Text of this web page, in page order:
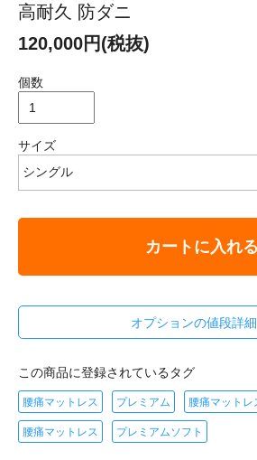
高耐久 防ダニ
120,000円(税抜)
個数
サイズ
カートに入れる
オプションの値段詳細
この商品に登録されているタグ
腰痛マットレス プレミアム 腰痛マットレ
腰痛マットレス プレミアムソフト